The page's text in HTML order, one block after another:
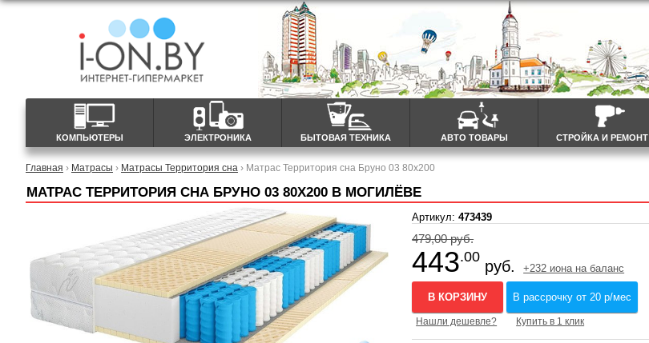
КОМПЬЮТЕРЫ ЭЛЕКТРОНИКА БЫТОВАЯ ТЕХНИКА АВТО ТОВАРЫ СТРОЙКА И РЕМОНТ
Главная › Матрасы › Матрасы Территория сна › Матрас Территория сна Бруно 03 80x200
МАТРАС ТЕРРИТОРИЯ СНА БРУНО 03 80X200 В МОГИЛЁВЕ
Артикул:473439
479,00 руб.
443.00
руб. +232 иона на баланс
В КОРЗИНУ В рассрочку от 20 р/мес
Нашли дешевле? Купить в 1 клик